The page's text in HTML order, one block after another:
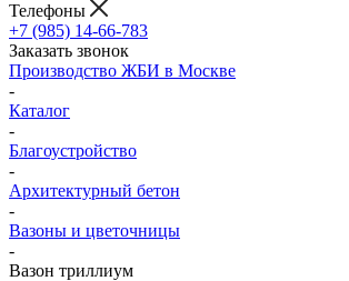
Телефоны
+7 (985) 14-66-783
Заказать звонок
Производство ЖБИ в Москве
-
Каталог
-
Благоустройство
-
Архитектурный бетон
-
Вазоны и цветочницы
-
Вазон триллиум